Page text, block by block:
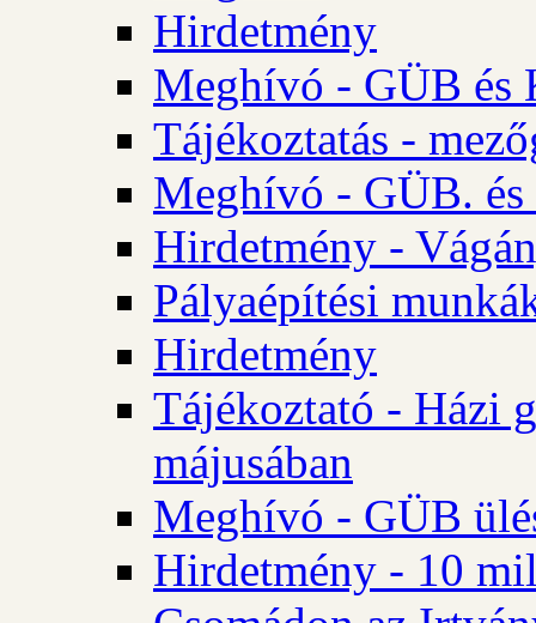
Hirdetmény
Meghívó - GÜB és
Tájékoztatás -
Meghívó - GÜB.
Hirdetmény -
Pályaépítési
Hirdetmény
Tájékoztató - Házi
májusában
Meghívó - GÜB
Hirdetmény - 10